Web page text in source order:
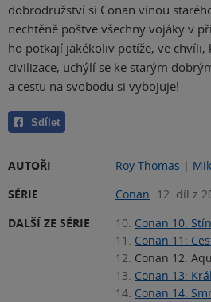
dobrodružství si Conan vinou
nechtěně poštve všechny vojáky v
ho potkají jakékoliv potíže, ve chvíli,
civilizace, uchýlí se ke starým
a cestu na svobodu si vybojuje!
Sdílet
AUTOŘI Roy Thomas |
SÉRIE
Conan 12. díl z
DALŠÍ ZE SÉRIE
10. Conan 10:
11. Conan 11:
12. Conan 12:
13. Conan 13:
14. Conan 14: